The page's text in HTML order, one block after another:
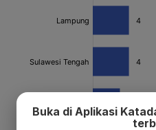
Buka di Aplikasi